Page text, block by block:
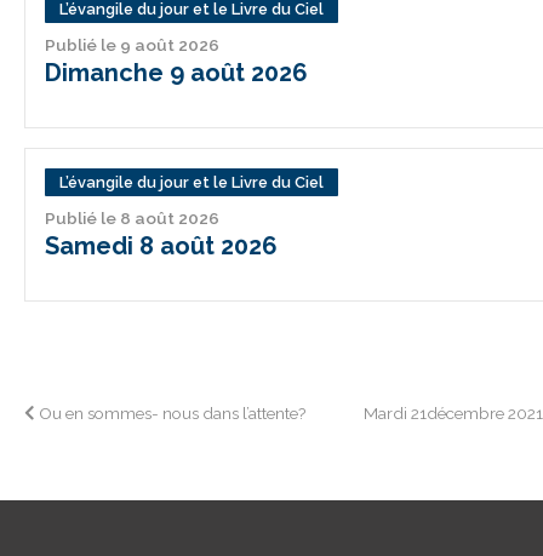
L’évangile du jour et le Livre du Ciel
Publié le 9 août 2026
Dimanche 9 août 2026
L’évangile du jour et le Livre du Ciel
Publié le 8 août 2026
Samedi 8 août 2026
Navigation
Ou en sommes- nous dans l’attente? Mardi 21décembre